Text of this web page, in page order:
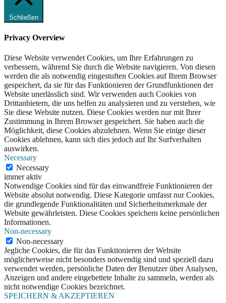
Schließen
Privacy Overview
Diese Website verwendet Cookies, um Ihre Erfahrungen zu
verbessern, während Sie durch die Website navigieren. Von diesen
werden die als notwendig eingestuften Cookies auf Ihrem Browser
gespeichert, da sie für das Funktionieren der Grundfunktionen der
Website unerlässlich sind. Wir verwenden auch Cookies von
Drittanbietern, die uns helfen zu analysieren und zu verstehen, wie
Sie diese Website nutzen. Diese Cookies werden nur mit Ihrer
Zustimmung in Ihrem Browser gespeichert. Sie haben auch die
Möglichkeit, diese Cookies abzulehnen. Wenn Sie einige dieser
Cookies ablehnen, kann sich dies jedoch auf Ihr Surfverhalten
auswirken.
Necessary
Necessary
immer aktiv
Notwendige Cookies sind für das einwandfreie Funktionieren der
Website absolut notwendig. Diese Kategorie umfasst nur Cookies,
die grundlegende Funktionalitäten und Sicherheitsmerkmale der
Website gewährleisten. Diese Cookies speichern keine persönlichen
Informationen.
Non-necessary
Non-necessary
Jegliche Cookies, die für das Funktionieren der Website
möglicherweise nicht besonders notwendig sind und speziell dazu
verwendet werden, persönliche Daten der Benutzer über Analysen,
Anzeigen und andere eingebettete Inhalte zu sammeln, werden als
nicht notwendige Cookies bezeichnet.
SPEICHERN & AKZEPTIEREN